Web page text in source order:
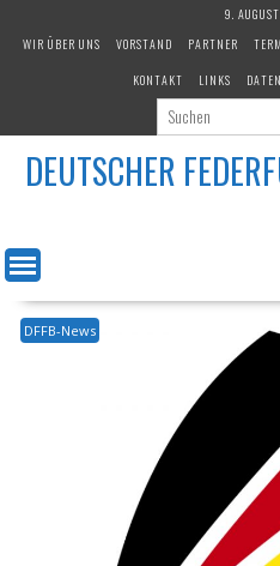
9.
WIR ÜBER UNS
VORSTAND PARTNER
KONTAKT
LINKS
DEUTSCHER
DFFB-News